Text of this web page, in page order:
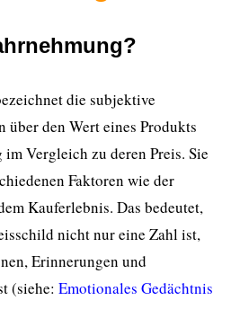
die subjektive
über den Wert eines Produkts
Vergleich zu deren Preis. Sie
Faktoren wie der
Kauferlebnis. Das bedeutet,
nicht nur eine Zahl ist,
Erinnerungen und
(siehe: Emotionales Gedächtnis